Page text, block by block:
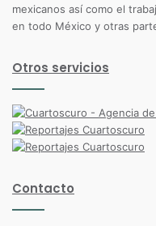
mexicanos así como el
en todo México y otras
Otros servicios
Contacto